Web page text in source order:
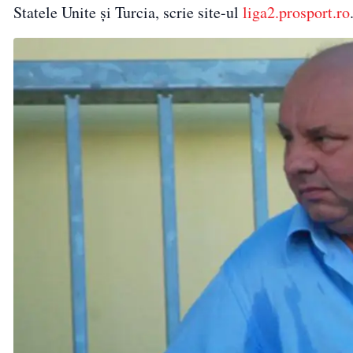
Statele Unite şi Turcia, scrie site-ul liga2.prosport.ro.